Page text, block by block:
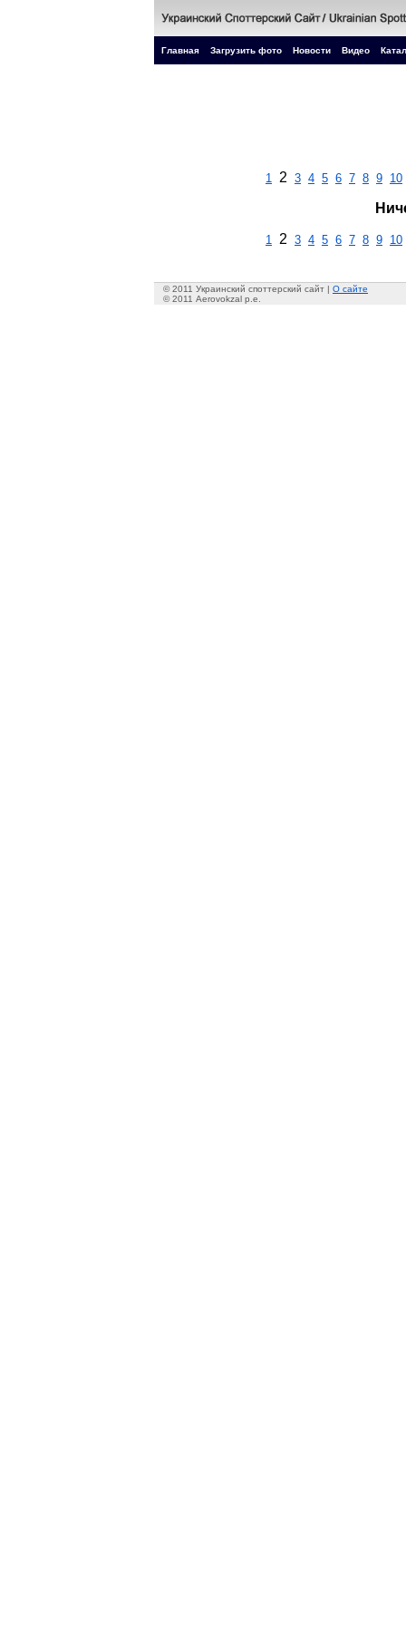
Главная Загрузить фото Новости Видео
1 2 3 4 5 6 7 8 9 10
1 2 3 4 5 6 7 8 9 10
© 2011 Украинский споттерский сайт | О сайте
© 2011 Aerovokzal p.e.